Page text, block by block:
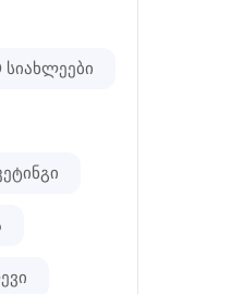
სიახლეები